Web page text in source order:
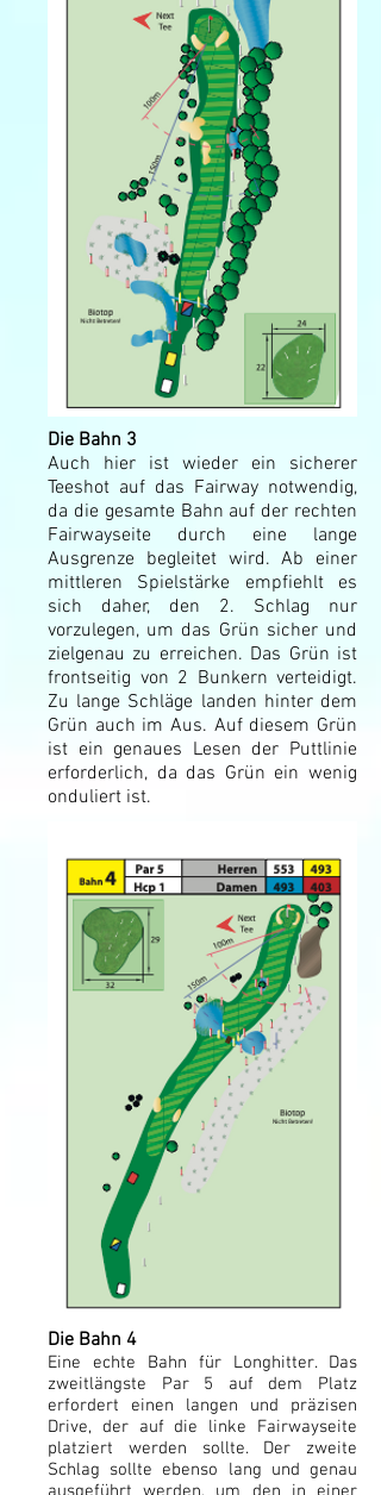
Die Bahn 3
Auch hier ist wieder ein sicherer
Teeshot auf das Fairway notwendig,
da die gesamte Bahn auf der rechten
Fairwayseite durch eine lange
Ausgrenze begleitet wird. Ab einer
mittleren Spielstärke empfiehlt es
sich daher, den 2. Schlag nur
vorzulegen, um das Grün sicher und
zielgenau zu erreichen. Das Grün ist
frontseitig von 2 Bunkern verteidigt.
Zu lange Schläge landen hinter dem
Grün auch im Aus. Auf diesem Grün
ist ein genaues Lesen der Puttlinie
erforderlich, da das Grün ein wenig
onduliert ist.
Die Bahn 4
Eine echte Bahn für Longhitter. Das
zweitlängste Par 5 auf dem Platz
erfordert einen langen und präzisen
Drive, der auf die linke Fairwayseite
platziert werden sollte. Der zweite
Schlag sollte ebenso lang und genau